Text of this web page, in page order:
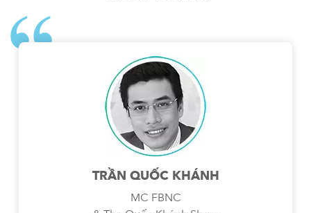
TRẦN QUỐC KHÁNH
MC FBNC